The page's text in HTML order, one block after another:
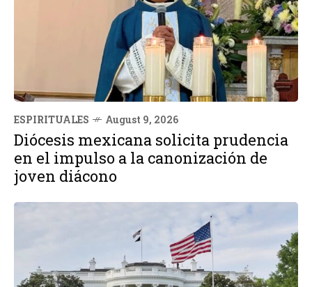
ESPIRITUALES August 9, 2026
Diócesis mexicana solicita prudencia
en el impulso a la canonización de
joven diácono